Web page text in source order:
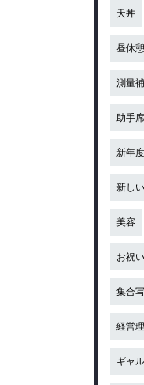
天丼
昼休憩
測量
助手席
新年度
新し
美容
お祝い
集合
経営
ギャル